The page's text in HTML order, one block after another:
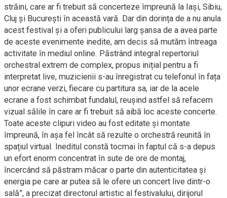
străini, care ar fi trebuit să concerteze împreună la Iași, Sibiu,
Cluj și București în această vară. Dar din dorința de a nu anula
acest festival și a oferi publicului larg șansa de a avea parte
de aceste evenimente inedite, am decis să mutăm întreaga
activitate în mediul online. Păstrând integral repertoriul
orchestral extrem de complex, propus inițial pentru a fi
interpretat live, muzicienii s-au înregistrat cu telefonul în fața
unor ecrane verzi, fiecare cu partitura sa, iar de la acele
ecrane a fost schimbat fundalul, reușind astfel să refacem
vizual sălile în care ar fi trebuit să aibă loc aceste concerte.
Toate aceste clipuri video au fost editate și montate
împreună, în așa fel încât să rezulte o orchestră reunită în
spațiul virtual. Ineditul constă tocmai în faptul că s-a depus
un efort enorm concentrat în sute de ore de montaj,
încercând să păstram măcar o parte din autenticitatea și
energia pe care ar putea să le ofere un concert live dintr-o
sală”, a precizat directorul artistic al festivalului, dirijorul